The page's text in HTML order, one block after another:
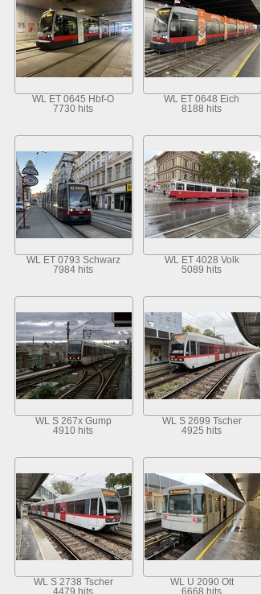
WL ET 0645 Hbf-O
7730 hits
WL ET 0648 Eich
8188 hits
WL ET 0793 Schwarz
7984 hits
WL ET 4028 Volk
5089 hits
WL S 267x Gump
4910 hits
WL S 2699 Tscher
4925 hits
WL S 2738 Tscher
4479 hits
WL U 2090 Ott
6668 hits